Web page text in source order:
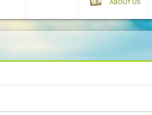
ABOUT US